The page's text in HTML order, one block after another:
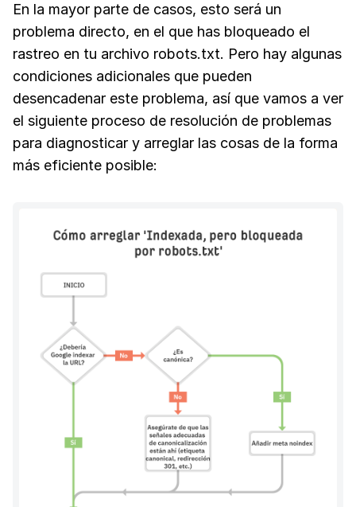
En la mayor parte de casos, esto será un
problema directo, en el que has bloqueado el
rastreo en tu archivo robots.txt. Pero hay algunas
condiciones adicionales que pueden
desencadenar este problema, así que vamos a ver
el siguiente proceso de resolución de problemas
para diagnosticar y arreglar las cosas de la forma
más eficiente posible: